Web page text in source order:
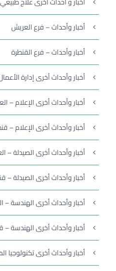
أخبار وأحداث – فرع العريش
أخبار وأحداث – فرع القنطرة
أخبار وأحداث أخرى إدارة
أخبار وأحداث أخرى الإعلام –
أخبار وأحداث أخرى الإعلام –
أخبار وأحداث أخرى الصيدلة –
أخبار وأحداث أخرى الصيدلة –
أخبار وأحداث أخرى الهندسة –
أخبار وأحداث أخرى الهندسة –
أخبار وأحداث أخرى تكنولوجيا